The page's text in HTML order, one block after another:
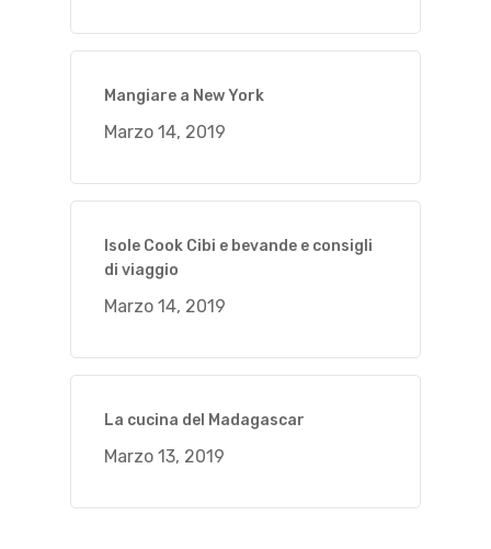
Mangiare a New York
Marzo 14, 2019
Isole Cook Cibi e bevande e consigli
di viaggio
Marzo 14, 2019
La cucina del Madagascar
Marzo 13, 2019